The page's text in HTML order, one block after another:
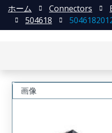
ホーム Connectors
504618
画像